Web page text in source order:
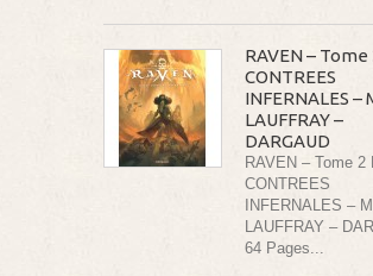
RAVEN – Tome
CONTREES
INFERNALES –
LAUFFRAY –
DARGAUD
RAVEN – Tome 2
CONTREES
INFERNALES –
LAUFFRAY –
64 Pages...